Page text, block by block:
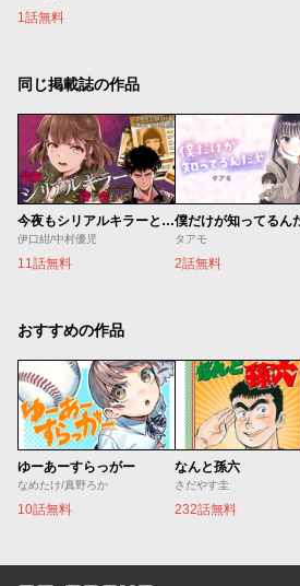
1話無料
同じ掲載誌の作品
今夜もシリアルキラーと待ち合わせ
伊口紺/中村優児
11話無料
僕だけが知ってるん
タアモ
2話無料
おすすめの作品
ゆーあーすらっがー
なめたけ/真野ろか
10話無料
なんと孫六
さだやす圭
232話無料